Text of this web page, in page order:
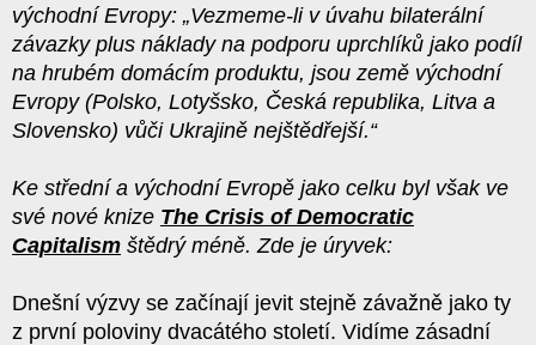
východní Evropy: „Vezmeme-li v úvahu bilaterální
závazky plus náklady na podporu uprchlíků jako podíl
na hrubém domácím produktu, jsou země východní
Evropy (Polsko, Lotyšsko, Česká republika, Litva a
Slovensko) vůči Ukrajině nejštědřejší.“
Ke střední a východní Evropě jako celku byl však ve
své nové knize The Crisis of Democratic
Capitalism štědrý méně. Zde je úryvek:
Dnešní výzvy se začínají jevit stejně závažně jako ty
z první poloviny dvacátého století. Vidíme zásadní